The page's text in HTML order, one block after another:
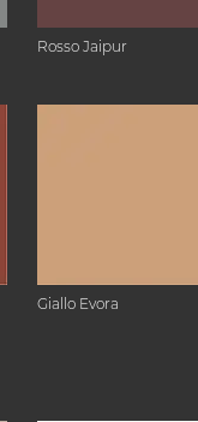
Rosso Jaipur
Giallo Evora